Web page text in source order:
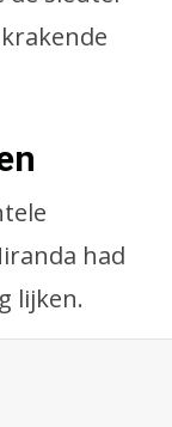
had
lijken.